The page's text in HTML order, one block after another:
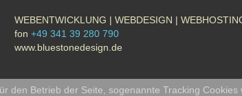
WEBENTWICKLUNG | WEBDESIGN |
fon +49 341 39 280 790
www.bluestonedesign.de
den Betrieb der Seite, sogenannte Tracking